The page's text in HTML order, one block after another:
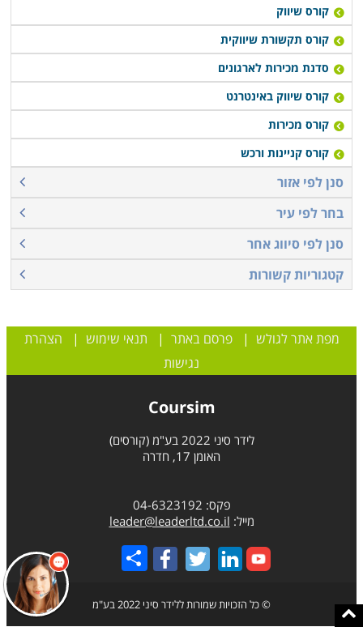
קורס שיווק
קורס תקשורת שיווקית
סדנת מכירות לארגונים
קורס שיווק באינטרנט
קורס מכירות
קורס קניינות ורכש
סנן לפי אזור
בחר לפי עיר
סנן לפי סיווג אחר
קטגוריות קשורות
מפת אתר לגולש |פרסם באתר | תנאי שימוש | הצהרת
נגישות
Coursim
לידר סיני 2022 בע"מ (קורסים)
האומן 17, חדרה
פקס: 04-6323192
מייל: leader@leaderltd.co.il
Share
© כל הזכויות שמורות ללידר סיני 2022 בע"מ